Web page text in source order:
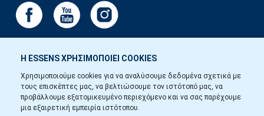
Η ESSENS ΧΡΗΣΙΜΟΠΟΙΕΙ COOKIES
Χρησιμοποιούμε cookies για να αναλύσουμε δεδομένα σχετικά με
τους επισκέπτες μας, να βελτιώσουμε τον ιστότοπό μας, να
προβάλλουμε εξατομικευμένο περιεχόμενο και να σας παρέχουμε
μια εξαιρετική εμπειρία ιστότοπου.